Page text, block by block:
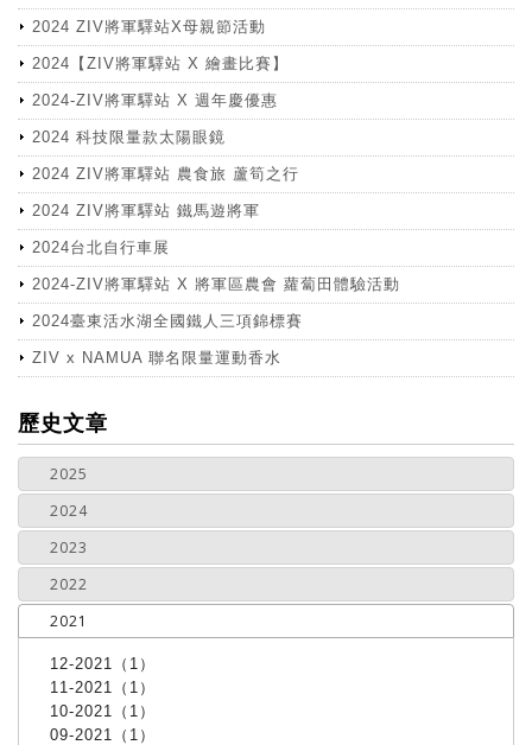
2024 ZIV將軍驛站X母親節活動
2024【ZIV將軍驛站 X 繪畫比賽】
2024-ZIV將軍驛站 X 週年慶優惠
2024 科技限量款太陽眼鏡
2024 ZIV將軍驛站 農食旅 蘆筍之行
2024 ZIV將軍驛站 鐵馬遊將軍
2024台北自行車展
2024-ZIV將軍驛站 X 將軍區農會 蘿蔔田體驗活動
2024臺東活水湖全國鐵人三項錦標賽
ZIV x NAMUA 聯名限量運動香水
more
歷史文章
2025
2024
2023
2022
2021
12-2021（1）
11-2021（1）
10-2021（1）
09-2021（1）